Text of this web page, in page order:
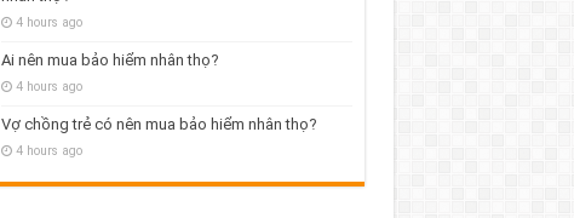
4 hours ago
Ai nên mua bảo hiểm nhân thọ?
4 hours ago
Vợ chồng trẻ có nên mua bảo hiểm nhân thọ?
4 hours ago